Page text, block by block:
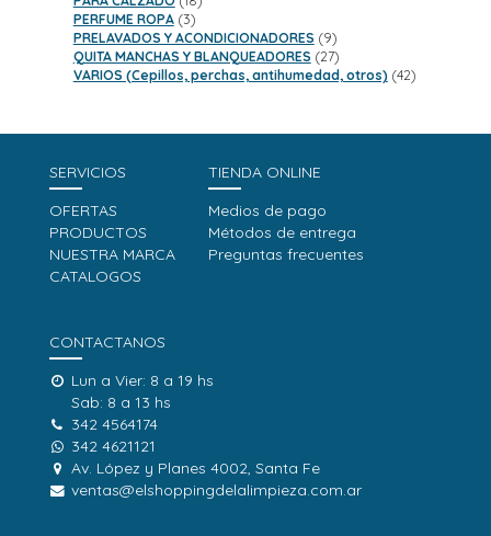
PERFUME ROPA 33
productos
PRELAVADOS Y ACONDICIONADORES 99
productos
QUITA MANCHAS Y BLANQUEADORES 2727
productos
VARIOS (Cepillos, perchas, antihumedad, otros) 4242
SERVICIOS
OFERTAS
PRODUCTOS
NUESTRA MARCA
CATALOGOS
TIENDA ONLINE
Medios de pago
Métodos de entrega
Preguntas frecuentes
CONTACTANOS
Lun a Vier: 8 a 19 hs
Sab: 8 a 13 hs
342 4564174
342 4621121
Av. López y Planes 4002, Santa Fe
ventas@elshoppingdelalimpieza.com.ar